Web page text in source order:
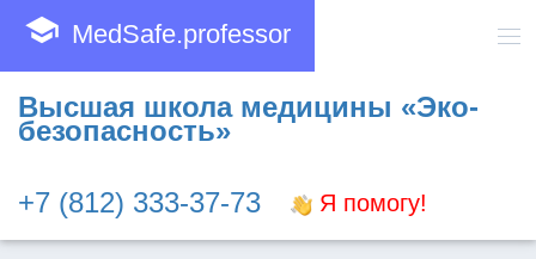
school MedSafe.professor
Высшая школа медицины «Эко-
безопасность»
+7 (812) 333-37-73 Я помогу!